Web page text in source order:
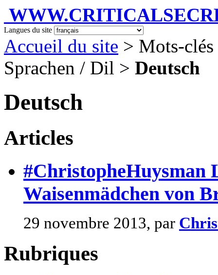
Langues du site
Accueil du site > Mots-
Sprachen / Dil > Deutsch
Deutsch
Articles
#ChristopheHuysman
Waisenmädchen von
29 novembre 2013, par
Rubriques